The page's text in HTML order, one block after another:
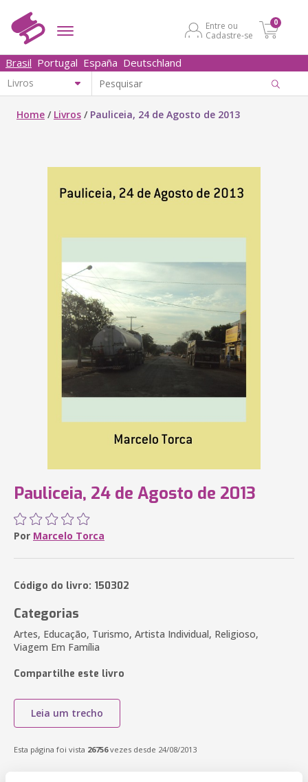
Entre ou
Cadastre-se
0
Brasil Portugal España Deutschland
Home / Livros / Pauliceia, 24 de Agosto de 2013
Pauliceia, 24 de Agosto de 2013
Por Marcelo Torca
Código do livro: 150302
Categorias
Artes, Educação, Turismo, Artista Individual, Religioso,
Viagem Em Família
Compartilhe este livro
Leia um trecho
Esta página foi vista 26756vezes desde 24/08/2013